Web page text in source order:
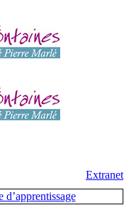
Extranet
d’apprentissage